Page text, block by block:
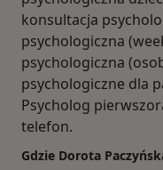
konsultacja
psychologiczna
psychologiczna
psychologiczne dla
Psycholog
telefon.
Gdzie Dorota